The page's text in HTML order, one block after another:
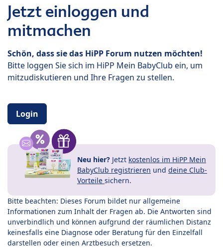
Jetzt einloggen und
mitmachen
Schön, dass sie das HiPP Forum nutzen möchten!
Bitte loggen Sie sich im HiPP Mein BabyClub ein, um
mitzudiskutieren und Ihre Fragen zu stellen.
Login
Neu hier? Jetzt kostenlos im HiPP Mein
BabyClub registrieren und deine Club-
Vorteile sichern.
Bitte beachten: Dieses Forum bildet nur allgemeine
Informationen zum Inhalt der Fragen ab. Die Antworten sind
unverbindlich und können aufgrund der räumlichen Distanz
keinesfalls eine Diagnose oder Beratung für den Einzelfall
darstellen oder einen Arztbesuch ersetzen.